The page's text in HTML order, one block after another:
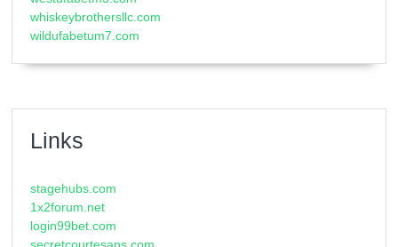
whiskeybrothersllc.com
wildufabetum7.com
Links
stagehubs.com
1x2forum.net
login99bet.com
secretcourtesans.com